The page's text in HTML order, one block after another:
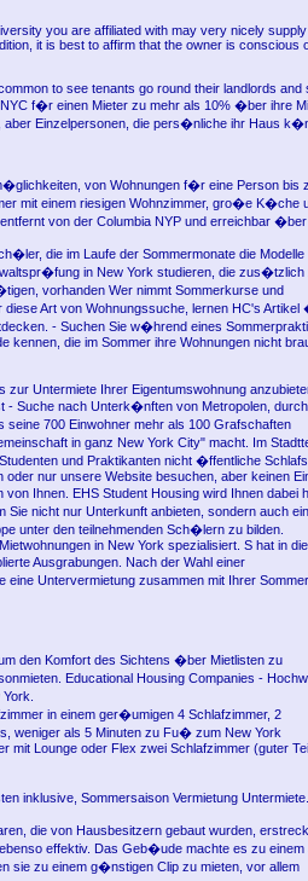
you are affiliated with may very nicely supply
it is best to affirm that the owner is conscious
to see tenants go round their landlords and
f�r einen Mieter zu mehr als 10% �ber ihre
aber Einzelpersonen, die pers�nliche ihr Haus
von Wohnungen f�r eine Person bis
mit einem riesigen Wohnzimmer, gro�e K�che
von der Columbia NYP und erreichbar �ber
die im Laufe der Sommermonate die Modelle
in New York studieren, die zus�tzlich
vorhanden Wer nimmt Sommerkurse und
Art von Wohnungssuche, lernen HC's Artikel
- Suchen Sie w�hrend eines
kennen, die im Sommer ihre Wohnungen nicht
zur Untermiete Ihrer Eigentumswohnung
Suche nach Unterk�nften von Metropolen,
700 Einwohner mehr als 100 Grafschaften
in ganz New York City" macht. Im
und Praktikanten nicht �ffentliche
nur unsere Website besuchen, aber keinen
Ihnen. EHS Student Housing wird Ihnen dabei
nicht nur Unterkunft anbieten, sondern auch ein
unter den teilnehmenden Sch�lern zu bilden.
in New York spezialisiert. S hat in
Ausgrabungen. Nach der Wahl einer
eine Untervermietung zusammen mit Ihrer
den Komfort des Sichtens �ber Mietlisten zu
Educational Housing Companies -
in einem ger�umigen 4 Schlafzimmer, 2
weniger als 5 Minuten zu Fu� zum New York
mit Lounge oder Flex zwei Schlafzimmer (guter
inklusive, Sommersaison Vermietung Untermiete.
die von Hausbesitzern gebaut wurden,
effektiv. Das Geb�ude machte es zu einem
sie zu einem g�nstigen Clip zu mieten, vor allem